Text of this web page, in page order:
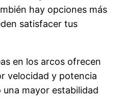
hay opciones más
satisfacer tus
en los arcos ofrecen
velocidad y potencia
mayor estabilidad